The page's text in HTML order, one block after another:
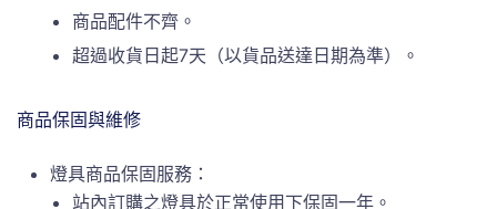
商品配件不齊。
超過收貨日起7天（以貨品送達日期為準）。
商品保固與維修
燈具商品保固服務：
站內訂購之燈具於正常使用下保固一年。